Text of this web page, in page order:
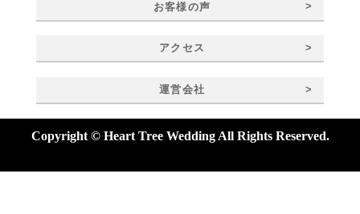
お客様の声 >
アクセス >
運営会社 >
Copyright © Heart Tree Wedding All Rights Reserved.